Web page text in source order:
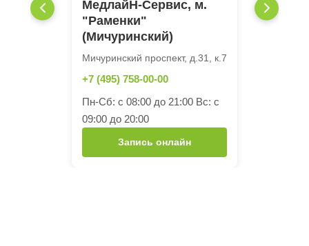
МедлайН-Сервис, м.
"Раменки"
(Мичуринский)
Мичуринский проспект, д.31, к.7
+7 (495) 758-00-00
Пн-Сб: с 08:00 до 21:00 Вс: с
09:00 до 20:00
Запись онлайн